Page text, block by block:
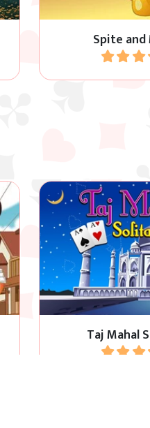
Spite and
Taj Mahal
Taj Mahal
combinaison de
et du